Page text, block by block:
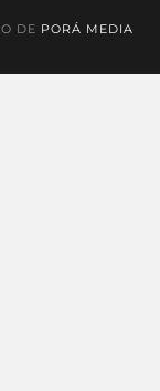
DE PORÁ MEDIA